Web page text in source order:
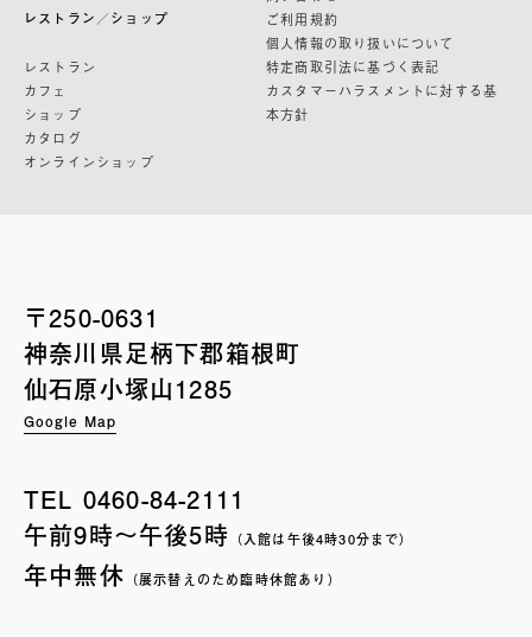
レストラン／ショップ
レストラン
カフェ
ショップ
カタログ
オンラインショップ
ご利用規約
個人情報の取り扱いについて
特定商取引法に基づく表記
カスタマーハラスメントに対する基
本方針
〒250-0631
神奈川県足柄下郡箱根町
仙石原小塚山1285
Google Map
TEL 0460-84-2111
午前9時〜午後5時 （入館は午後4時30分まで）
年中無休 （展示替えのため臨時休館あり）